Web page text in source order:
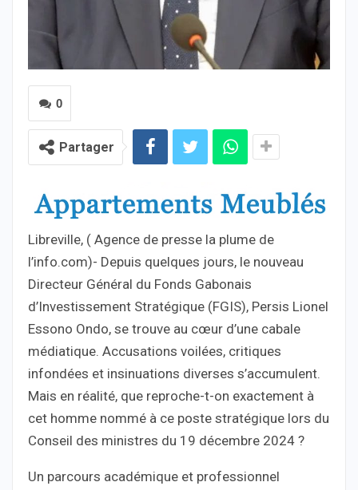
0
Partager
Libreville, ( Agence de presse la plume de
l’info.com)- Depuis quelques jours, le nouveau
Directeur Général du Fonds Gabonais
d’Investissement Stratégique (FGIS), Persis Lionel
Essono Ondo, se trouve au cœur d’une cabale
médiatique. Accusations voilées, critiques
infondées et insinuations diverses s’accumulent.
Mais en réalité, que reproche-t-on exactement à
cet homme nommé à ce poste stratégique lors du
Conseil des ministres du 19 décembre 2024 ?
Un parcours académique et professionnel